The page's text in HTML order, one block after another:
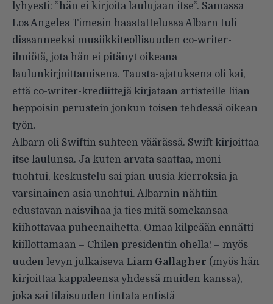
lyhyesti: ”hän ei kirjoita laulujaan itse”. Samassa
Los Angeles Timesin haastattelussa Albarn tuli
dissanneeksi musiikkiteollisuuden co-writer-
ilmiötä, jota hän ei pitänyt oikeana
laulunkirjoittamisena. Tausta-ajatuksena oli kai,
että co-writer-krediittejä kirjataan artisteille liian
heppoisin perustein jonkun toisen tehdessä oikean
työn.
­Albarn oli Swiftin suhteen väärässä. Swift kirjoittaa
itse laulunsa. Ja kuten arvata saattaa, moni
tuohtui, keskustelu sai pian uusia kierroksia ja
varsinainen asia unohtui. Albarnin nähtiin
edustavan naisvihaa ja ties mitä somekansaa
kiihottavaa puheenaihetta. Omaa kilpeään ennätti
kiillottamaan – Chilen presidentin ohella! – myös
uuden levyn julkaiseva Liam Gallagher (myös hän
kirjoittaa kappaleensa yhdessä muiden kanssa),
joka sai tilaisuuden tintata entistä